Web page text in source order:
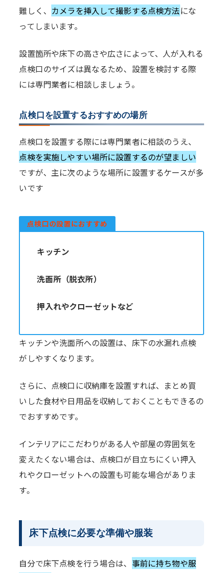
難しく、 カメラを挿入して撮影する点検方法にな
ってしまいます。
設置箇所や床下の高さや広さによって、人が入れる
点検口のサイズは異なるため、設置を検討する際
には専門業者に相談しましょう。
点検口を設置するおすすめの場所
点検口を設置する際には専門業者に相談のうえ、
点検を実施しやすい場所に設置するのが望ましい
ですが、主に次のような場所に設置するケースが多
いです
点検口の設置におすすめ
キッチン
洗面所（脱衣所）
押入れやクローゼットなど
キッチンや洗面所への設置は、床下の水漏れ点検
がしやすくなります。
さらに、点検口に収納庫を設置すれば、まとめ買
いした食材や日用品を収納しておくこともできるの
でおすすめです。
インテリアにこだわりがある人や部屋の雰囲気を
変えたくない場合は、点検口が目立ちにくい押入
れやクローゼットへの設置も可能な場合がありま
す。
床下点検に必要な準備や服装
自分で床下点検を行う場合は、 事前に持ち物や服